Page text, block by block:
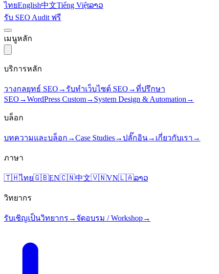
ไทยEnglish中文Tiếng Việtລາວ
รับ SEO Audit ฟรี
เมนูหลัก
บริการหลัก
วางกลยุทธ์ SEO → รับทำเว็บไซต์ SEO →ที่ปรึกษา
SEO →WordPress Custom→ System Design & Automation →
บล็อก
บทความและบล็อก →Case Studies→ปลั๊กอิน→ เกี่ยวกับเรา →
ภาษา
🇹🇭ไทย🇬🇧EN🇨🇳中文🇻🇳VN🇱🇦ລາວ
วิทยากร
รับเชิญเป็นวิทยากร → จัดอบรม / Workshop→